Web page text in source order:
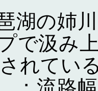
湖の姉
で汲み
れてい